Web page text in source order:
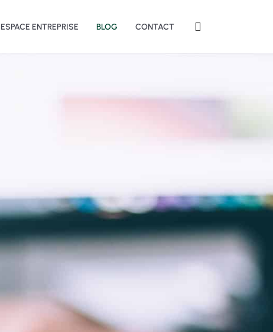
ESPACE ENTREPRISE BLOG CONTACT